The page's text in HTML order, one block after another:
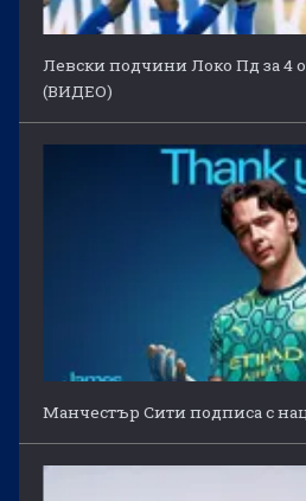
Левски подчини Локо Пд за 4
(ВИДЕО)
Манчестър Сити подписа с